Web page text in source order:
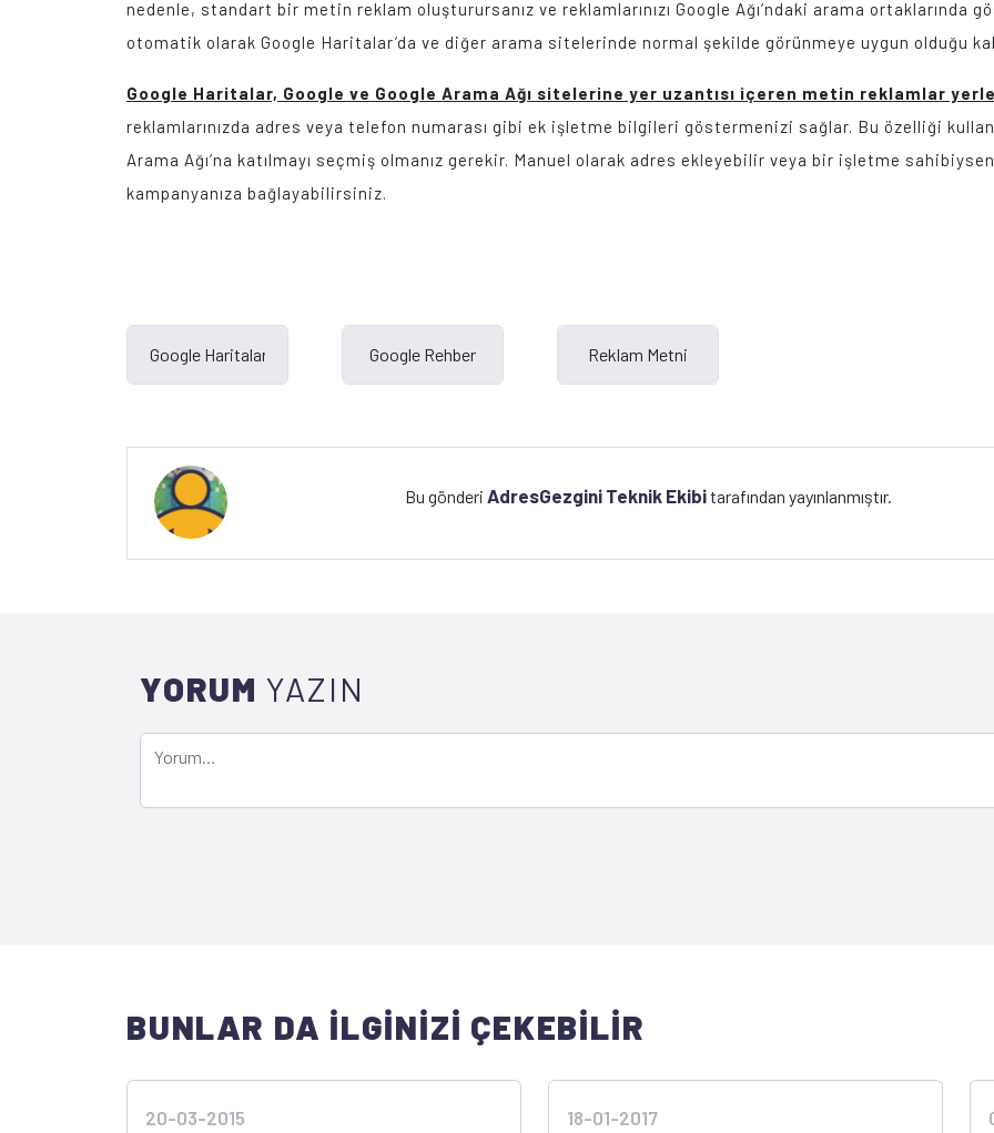
nedenle, standart bir metin reklam oluşturursanız ve reklamlarınızı Google Ağı’ndaki arama ortaklarında
otomatik olarak Google Haritalar’da ve diğer arama sitelerinde normal şekilde görünmeye uygun olduğu
Google Haritalar, Google ve Google Arama Ağı sitelerine yer uzantısı içeren metin reklamlar
reklamlarınızda adres veya telefon numarası gibi ek işletme bilgileri göstermenizi sağlar. Bu özelliği
Arama Ağı’na katılmayı seçmiş olmanız gerekir. Manuel olarak adres ekleyebilir veya bir işletme
kampanyanıza bağlayabilirsiniz.
Bu gönderi AdresGezgini Teknik Ekibitarafından yayınlanmıştır.
YORUM YAZIN
BUNLAR DA İLGİNİZİ ÇEKEBİLİR
20-03-2015 18-01-2017